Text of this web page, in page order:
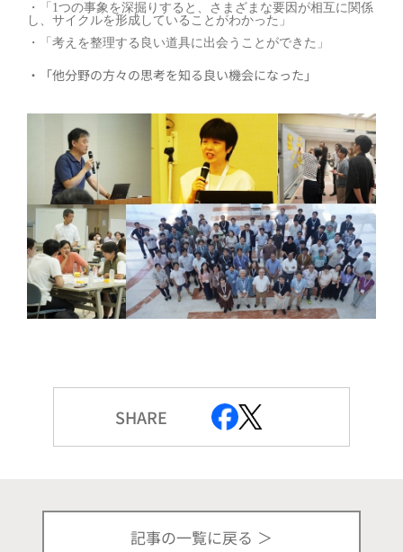
・「1つの事象を深掘りすると、さまざまな要因が相互に関係
し、サイクルを形成していることがわかった」
・「考えを整理する良い道具に出会うことができた」
・「他分野の方々の思考を知る良い機会になった」
SHARE
記事の一覧に戻る